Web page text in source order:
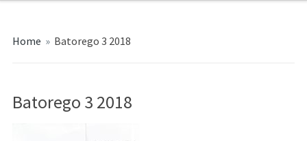
Home » Batorego 3 2018
Batorego 3 2018